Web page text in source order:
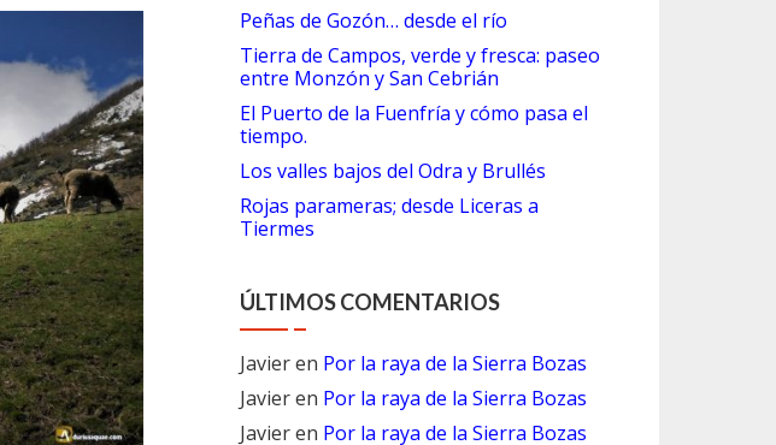
Peñas de Gozón… desde el río
Tierra de Campos, verde y fresca: paseo
entre Monzón y San Cebrián
El Puerto de la Fuenfría y cómo pasa el
tiempo.
Los valles bajos del Odra y Brullés
Rojas parameras; desde Liceras a
Tiermes
ÚLTIMOS COMENTARIOS
Javieren Por la raya de la Sierra Bozas
Javieren Por la raya de la Sierra Bozas
Javieren Por la raya de la Sierra Bozas